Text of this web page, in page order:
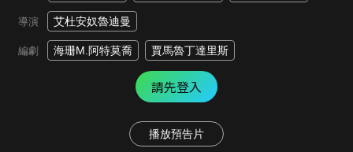
導演 艾杜安奴魯迪曼
編劇 海珊M.阿特莫喬 賈馬魯丁達里斯
請先登入
播放預告片